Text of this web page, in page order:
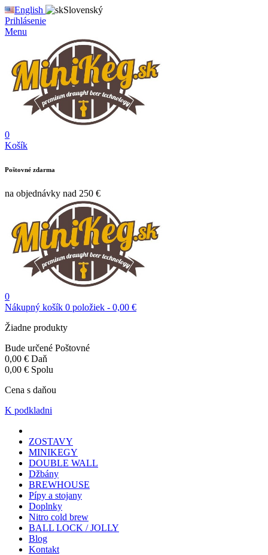
English
Slovenský
Prihlásenie
Menu
0
Košík
Poštovné zdarma
na objednávky nad 250 €
0
Nákupný košík 0 položiek - 0,00 €
Žiadne produkty
Bude určené Poštovné
0,00 € Daň
0,00 € Spolu
Cena s daňou
K podkladni
ZOSTAVY
MINIKEGY
DOUBLE WALL
Džbány
BREWHOUSE
Pípy a stojany
Doplnky
Nitro cold brew
BALL LOCK / JOLLY
Blog
Kontakt